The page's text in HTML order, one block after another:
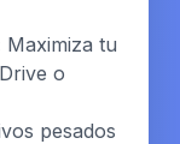
Maximiza tu
o
pesados